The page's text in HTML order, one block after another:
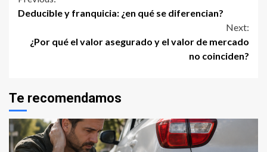
Deducible y franquicia: ¿en qué se diferencian?
Next:
¿Por qué el valor asegurado y el valor de mercado
no coinciden?
Te recomendamos